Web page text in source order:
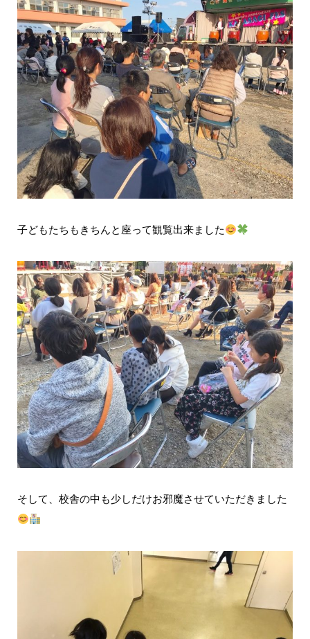
子どもたちもきちんと座って観覧出来ました
そして、校舎の中も少しだけお邪魔させていただきました